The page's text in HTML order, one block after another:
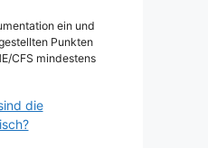
ein und
Punkten
CFS mindestens
die